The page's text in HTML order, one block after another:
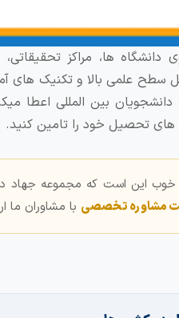
ها، مراکز
علمی بالا و تکنیک های
بین المللی اعطا
های تحصیل خود را تامین کنید.
خوب این است که مجموعه جهاد
مشاوره تخصصی با مشاوران ما